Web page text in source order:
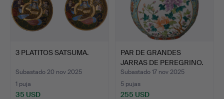
3 PLATITOS SATSUMA.
Subastado 20 nov 2025
1 puja
35 USD
PAR DE GRANDES
JARRAS DE PEREGRINO.
FAMILI…
Subastado 17 nov 2025
5 pujas
255 USD